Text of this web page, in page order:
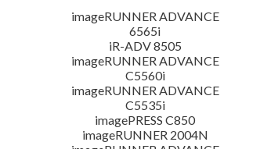
imageRUNNER ADVANCE
6565i
iR-ADV 8505
imageRUNNER ADVANCE
C5560i
imageRUNNER ADVANCE
C5535i
imagePRESS C850
imageRUNNER 2004N